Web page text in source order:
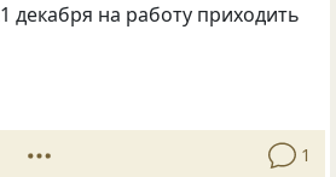
декабря на работу приходить
1